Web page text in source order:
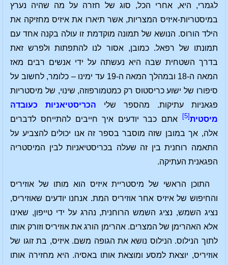
לגמרי, היא, אחרי הכל, סוג של חזרה על מה שהיה נערץ
במיסטריות-איזיס המצריות, אשר תיארו את איזיס מחזיקה את
הילד הורוס. הנושא של תמונה מוקדמת זו עולה בקנה אחד עם
תמונתו של רפאל. כמובן, אסור לנו להתפתות ולפרש זאת
בדרך השטחית שבה היא נעשתה על ידי אנשים רבים מאז
המאה ה-18 ובמהלך המאה ה-19 עד ימינו – כלומר, לחשוב על
סיפורו של ישוע כריסטוס רק כמטמורפוזה, שינוי, של מיסטריות
פגאניות עתיקות. מהספר שלי הכריסטיאניות כעובדה
מיסטית[5]
אתם כבר יודעים איך חייבים להתייחס לדברים
אלה, אך במובן שזה מוסבר בספר זה אנו יכולים להצביע על
התאמה רוחנית בין זה שעלה בכריסטיאניות לבין המיסטריה
הפגאנית העתיקה.
התוכן הראשי של מיסטריית איזיס הוא מותו של אוזיריס
והחיפוש של איזיס אחר אוזיריס המת. אנחנו יודעים שאוזיריס,
נציג השמש, נציג השמש הרוחנית, נהרג על ידי טייפון, שאינו
אלא האהרימן של המצרים. אהרימן הורג את אוזיריס וזורק אותו
לתוך הנילוס. הנילוס נושא את הגופה משם. איזיס, בת זוגו של
אוזיריס, יוצאת למסע ומוצאת אותו באסיה. היא מחזירה אותו